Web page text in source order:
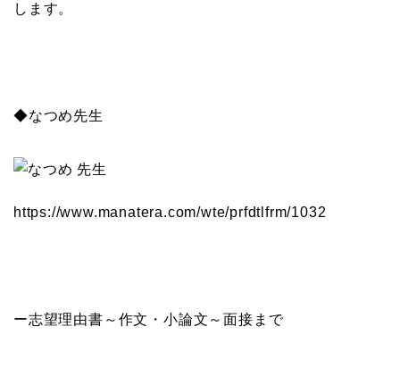
します。
◆なつめ先生
https://www.manatera.com/wte/prfdtlfrm/1032
ー志望理由書～作文・小論文～面接まで